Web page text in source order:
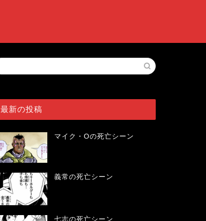
最新の投稿
マイク・Oの死亡シーン
義常の死亡シーン
七志の死亡シーン